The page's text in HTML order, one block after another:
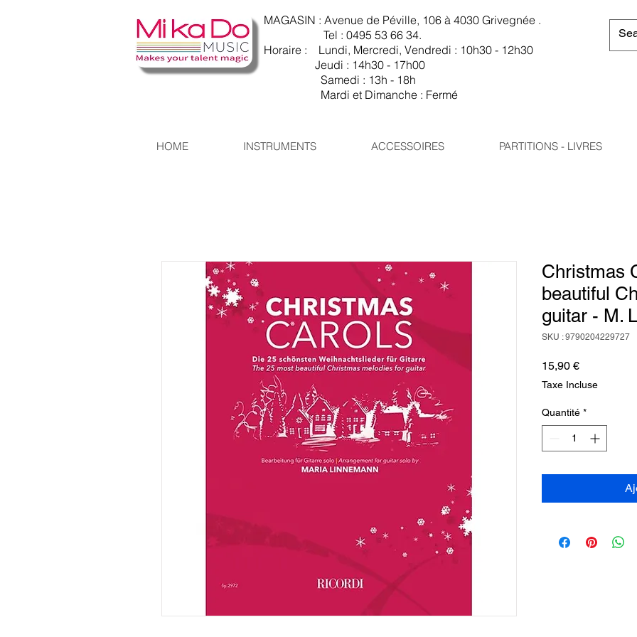
MAGASIN : Avenue de Péville, 106 à 4030 Grivegnée .
Tel : 0495 53 66 34.
Horaire : Lundi, Mercredi, Vendredi : 10h30 - 12h30
Jeudi : 14h30 - 17h00
Samedi : 13h - 18h
Mardi et Dimanche : Fermé
HOME INSTRUMENTS ACCESSOIRES PARTITIONS - LIVRES
Christmas
beautiful
guitar - M.
SKU : 9790204229727
15,90 €Prix
Taxe Incluse
Quantité *